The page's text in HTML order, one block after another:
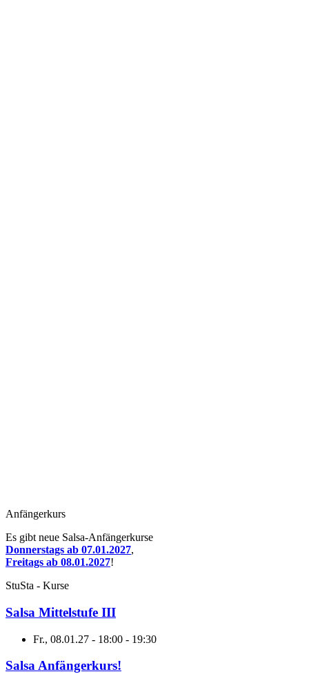
Anfängerkurs
Es gibt neue Salsa-Anfängerkurse
Donnerstags ab 07.01.2027,
Freitags ab 08.01.2027!
StuSta - Kurse
Salsa Mittelstufe III
Fr., 08.01.27 - 18:00 - 19:30
Salsa Anfängerkurs!